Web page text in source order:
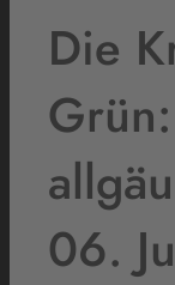
Die
06.